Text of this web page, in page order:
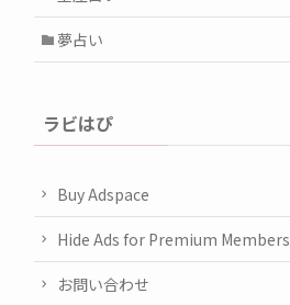
夢占い
ラビはぴ
Buy Adspace
Hide Ads for Premium Members
お問い合わせ